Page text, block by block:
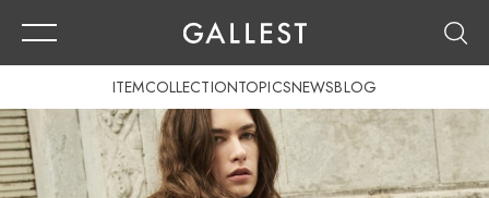
ITEMCOLLECTIONTOPICSNEWSBLOG